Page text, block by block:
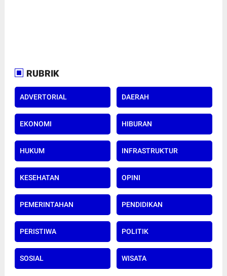
RUBRIK
ADVERTORIAL DAERAH
EKONOMI HIBURAN
HUKUM INFRASTRUKTUR
KESEHATAN OPINI
PEMERINTAHAN PENDIDIKAN
PERISTIWA POLITIK
SOSIAL WISATA